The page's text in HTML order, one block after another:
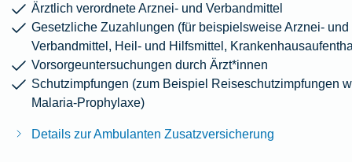
Ärztlich verordnete Arznei- und Verbandmittel
Gesetzliche Zuzahlungen (für beispielsweise Arznei- und
Verbandmittel, Heil- und Hilfsmittel,
Vorsorgeuntersuchungen durch Ärzt*innen
Schutzimpfungen (zum Beispiel Reiseschutzimpfungen
Malaria-Prophylaxe)
Details zur Ambulanten Zusatzversicherung